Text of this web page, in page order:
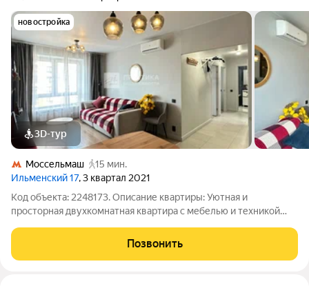
новостройка
3D-тур
Моссельмаш
15 мин.
Ильменский 17, 3 квартал 2021
Код объекта: 2248173. Описание квартиры: Уютная и
просторная двухкомнатная квартира с мебелью и техникой
доступностью. Планировка евротрёшка: просторная кухня-
гостиная 19 м и две изолированные комнаты
Позвонить